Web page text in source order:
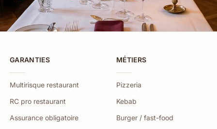
GARANTIES
Multirisque restaurant
RC pro restaurant
Assurance obligatoire
MÉTIERS
Pizzeria
Kebab
Burger / fast-food